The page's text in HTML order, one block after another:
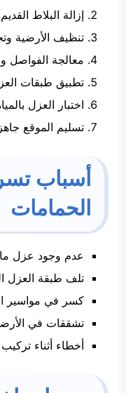
إزالة البلاط
تنظيف الأرضية
معالجة الفواصل
تطبيق طبقات
اختبار العزل
تسليم الموقع
أسباب
الحمامات
عدم وجود عزل
تلف طبقة العزل
كسر في مواسير
تشققات في
أخطاء أثناء